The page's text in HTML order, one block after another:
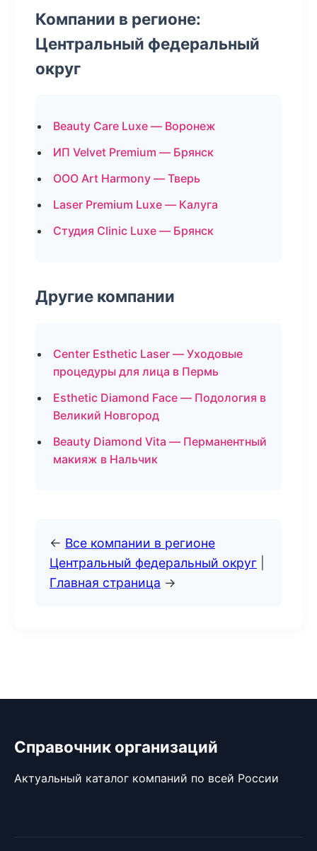
Компании в регионе:
Центральный федеральный
округ
Beauty Care Luxe — Воронеж
ИП Velvet Premium — Брянск
ООО Art Harmony — Тверь
Laser Premium Luxe — Калуга
Студия Clinic Luxe — Брянск
Другие компании
Center Esthetic Laser — Уходовые
процедуры для лица в Пермь
Esthetic Diamond Face — Подология в
Великий Новгород
Beauty Diamond Vita — Перманентный
макияж в Нальчик
← Все компании в регионе
Центральный федеральный округ
Главная страница →
Справочник организаций
Актуальный каталог компаний по всей России